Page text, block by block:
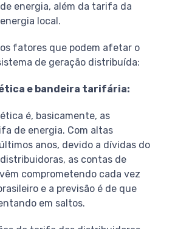
energia, além da tarifa da
local.
fatores que podem afetar o
de geração distribuída:
e bandeira tarifária:
é, basicamente, as
de energia. Com altas
anos, devido a dívidas do
as contas de
comprometendo cada vez
e a previsão é de que
em saltos.